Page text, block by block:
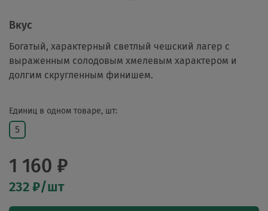
Единиц в одном товаре, шт:
5
1 160 ₽
232 ₽/шт
Вкус
Богатый, характерный светлый чешский лагер с
выраженным солодовым хмелевым характером и
долгим скругленным финишем.